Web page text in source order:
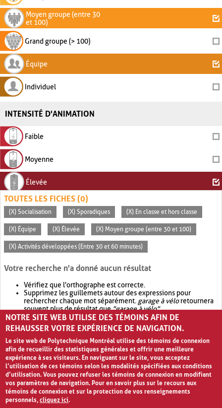
Moyen groupe (entre 30
et 100)
Grand groupe (> 100)
Équipe
Individuel
INTENSITÉ D'ANIMATION
Faible
Moyenne
Élevée
TOUTES LES FICHES (0)
(X) Socialisation (X) Sporadiques (X) En classe et hors classe
(X) Équipe (X) Élevée (X) Moyen groupe (entre 30 et 100)
(X) Activités développées (Entre 30 et 60 minutes)
Votre recherche n'a donné aucun résultat
Vérifiez que l'orthographe est correcte.
Supprimez les guillemets autour des expressions pour
rechercher chaque mot séparément. garage à véloretournera
souvent plus de résultat que"garage à vélo".
Envisagez d'élargir votre recherche avec OR.garage OR vélo
retournera souvent plus de résultat quegarage à vélo
NOTRE SITE WEB UTILISE DES TÉMOINS AFIN DE
REHAUSSER VOTRE EXPÉRIENCE DE NAVIGATION.
Le site web de Polytechnique Montréal utilise des témoins de connexion
afin de recueillir des statistiques générales et offrir une meilleure
expérience à ses visiteurs. En naviguant sur le site, vous acceptez
l’utilisation de ces témoins selon les modalités spécifiées aux conditions
d’utilisation. Vous pouvez refuser les témoins de connexion en modifiant
vos paramètres de navigation. Pour en savoir plus sur le recours aux
témoins de connexion et sur la protection de vos renseignements
personnels,cliquez ici.